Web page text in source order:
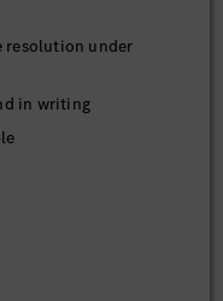
under
in writing